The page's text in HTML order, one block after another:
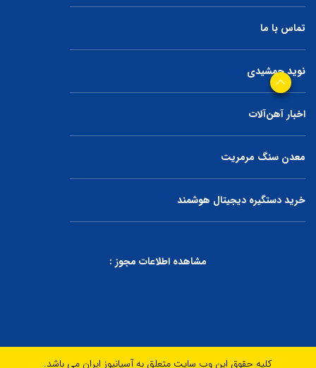
تماس با ما
نوید جمشیدی
اخبار آهن‌آلات
معدن سنگ مرمریت
خرید دستگیره دیجیتال هوشمند
مشاهده اطلاعات مجوز :
کلیه حقوق این وب سایت متعلق به آسیانیوز ایران می باشد.